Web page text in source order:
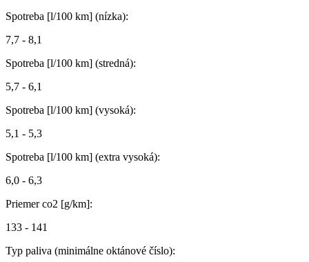
Spotreba [l/100 km] (nízka):
7,7 - 8,1
Spotreba [l/100 km] (stredná):
5,7 - 6,1
Spotreba [l/100 km] (vysoká):
5,1 - 5,3
Spotreba [l/100 km] (extra vysoká):
6,0 - 6,3
Priemer co2 [g/km]:
133 - 141
Typ paliva (minimálne oktánové číslo):